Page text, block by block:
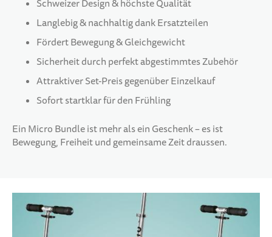
Schweizer Design & höchste Qualität
Langlebig & nachhaltig dank Ersatzteilen
Fördert Bewegung & Gleichgewicht
Sicherheit durch perfekt abgestimmtes Zubehör
Attraktiver Set-Preis gegenüber Einzelkauf
Sofort startklar für den Frühling
Ein Micro Bundle ist mehr als ein Geschenk – es ist
Bewegung, Freiheit und gemeinsame Zeit draussen.